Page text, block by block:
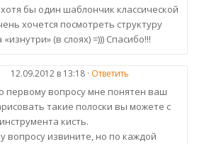
бы один шаблончик классической
хочется посмотреть структуру
(в слоях) =))) Спасибо!!!
12.09.2012 в 13:18 · Ответить
первому вопросу мне понятен ваш
такие полоски вы можете с
кисть.
вопросу извините, но по каждой